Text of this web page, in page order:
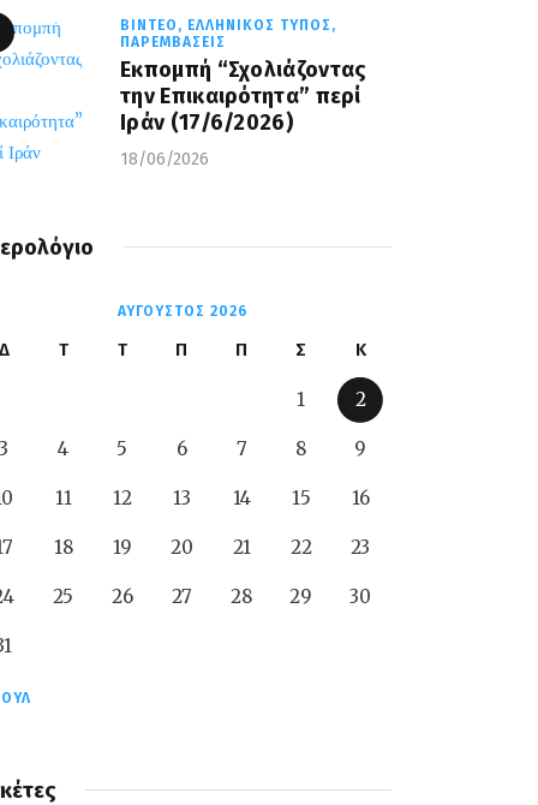
ΒΊΝΤΕΟ, ΕΛΛΗΝΙΚΌΣ ΤΎΠΟΣ,
ΠΑΡΕΜΒΆΣΕΙΣ
Εκπομπή “Σχολιάζοντας
την Επικαιρότητα” περί
Ιράν (17/6/2026)
18/06/2026
ΑΎΓΟΥΣΤΟΣ 2026
Δ Τ Τ Π Π Σ Κ
1 2
3 4 5 6 7 8 9
11 12 13 14 15 16
18 19 20 21 22 23
25 26 27 28 29 30